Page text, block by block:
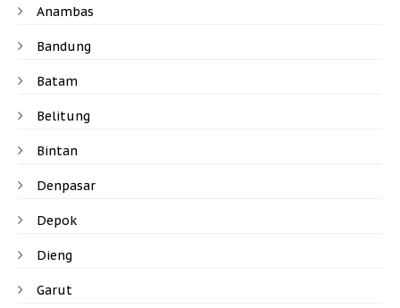
Anambas
Bandung
Batam
Belitung
Bintan
Denpasar
Depok
Dieng
Garut